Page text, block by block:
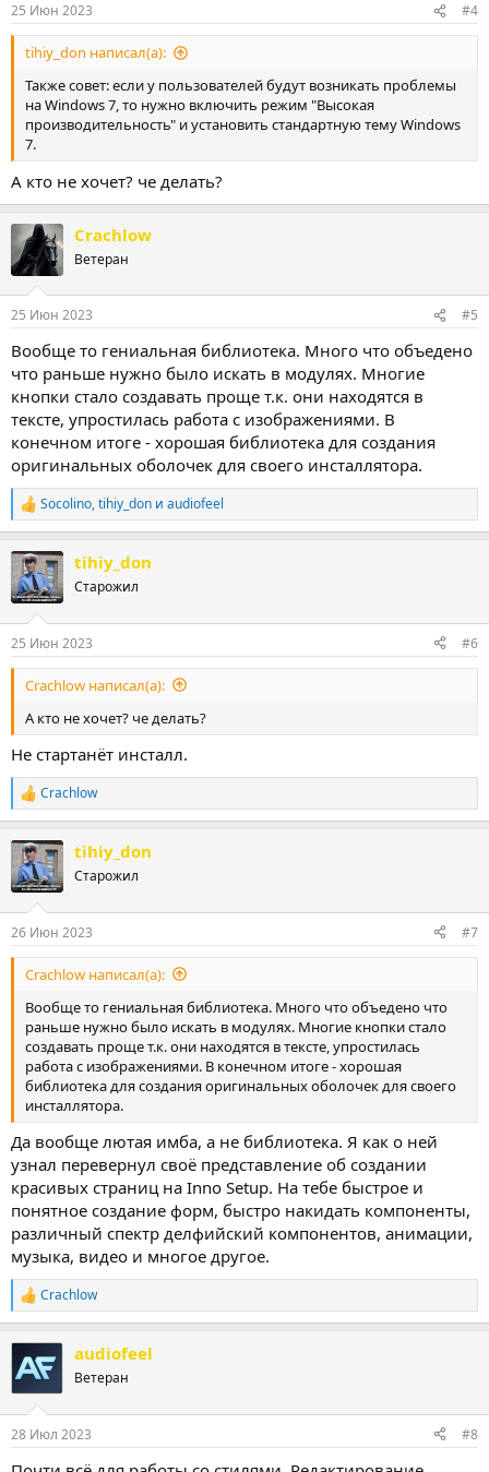
25 Июн 2023 #4
tihiy_don написал(а):
Также совет: если у пользователей будут возникать проблемы
на Windows 7, то нужно включить режим "Высокая
производительность" и установить стандартную тему Windows
7.
А кто не хочет? че делать?
Crachlow
Ветеран
25 Июн 2023 #5
Вообще то гениальная библиотека. Много что объедено
что раньше нужно было искать в модулях. Многие
кнопки стало создавать проще т.к. они находятся в
тексте, упростилась работа с изображениями. В
конечном итоге - хорошая библиотека для создания
оригинальных оболочек для своего инсталлятора.
Р
е
к
ц
и
Socolino,tihiy_don и audiofeel
tihiy_don
Старожил
25 Июн 2023 #6
Crachlow написал(а):
А кто не хочет? че делать?
Не стартанёт инсталл.
Р
е
к
ц
и
Crachlow
tihiy_don
Старожил
26 Июн 2023 #7
Crachlow написал(а):
Вообще то гениальная библиотека. Много что объедено что
раньше нужно было искать в модулях. Многие кнопки стало
создавать проще т.к. они находятся в тексте, упростилась
работа с изображениями. В конечном итоге - хорошая
библиотека для создания оригинальных оболочек для своего
инсталлятора.
Да вообще лютая имба, а не библиотека. Я как о ней
узнал перевернул своё представление об создании
красивых страниц на Inno Setup. На тебе быстрое и
понятное создание форм, быстро накидать компоненты,
различный спектр делфийский компонентов, анимации,
музыка, видео и многое другое.
Р
е
к
ц
и
Crachlow
audiofeel
Ветеран
28 Июл 2023 #8